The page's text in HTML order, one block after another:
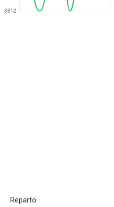
3312
Reparto